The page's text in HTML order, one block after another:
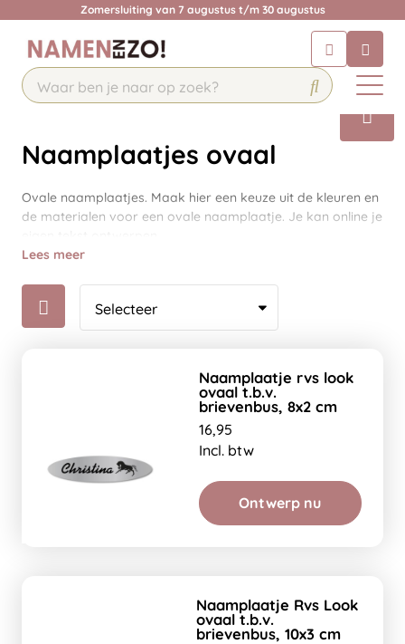
Zomersluiting van 7 augustus t/m 30 augustus
Chat 24/7 met onze chatbot voor
hulp
Contact
Naamplaatjes ovaal
Ovale naamplaatjes. Maak hier een keuze uit de kleuren en
de materialen voor een ovale naamplaatje. Je kan online je
Lees meer
Naamplaatje rvs look
ovaal t.b.v.
brievenbus, 8x2 cm
16,95
Incl. btw
Ontwerp nu
Naamplaatje Rvs Look
ovaal t.b.v.
brievenbus, 10x3 cm